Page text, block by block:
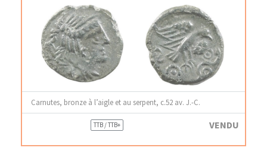
Carnutes, bronze à l’aigle et au serpent, c.52 av. J.-C.
TTB / TTB+ VENDU